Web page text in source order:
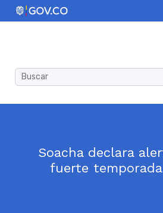
Soacha declara
fuerte